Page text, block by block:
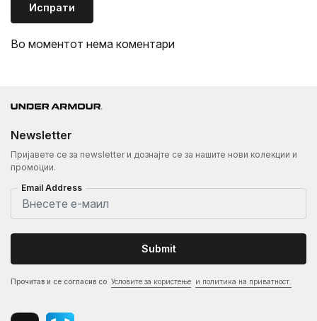
Испрати
Во моментот нема коментари
Newsletter
Пријавете се за newsletter и дознајте се за нашите нови колекции и
промоции.
Email Address
Submit
Прочитав и се согласив со Условите за користење и политика на приватност.